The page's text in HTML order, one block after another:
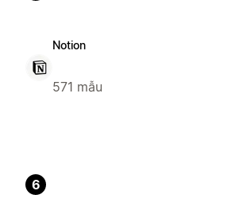
Notion
571 mẫu
6